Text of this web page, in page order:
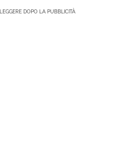
DOPO LA PUBBLICITÀ